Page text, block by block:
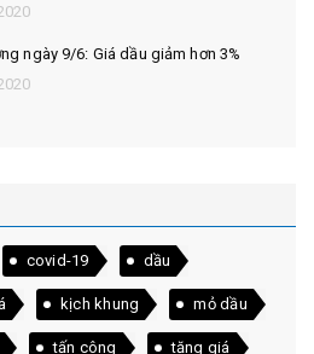
ngày 9/6: Giá dầu giảm hơn 3%
covid-19 dầu
kịch khung mỏ dầu
tấn công tăng giá